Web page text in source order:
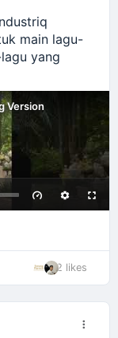
main lagu-
yang
Version
2 likes